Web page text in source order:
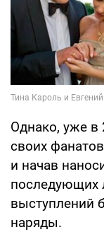
Однако, уже в
своих
и начав
последующих
выступлений
наряды.